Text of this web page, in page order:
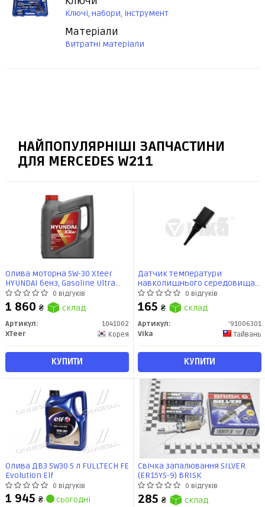
Ключі, набори, інструмент
Матеріали
Витратні матеріали
НАЙПОПУЛЯРНІШІ ЗАПЧАСТИНИ
ДЛЯ MERCEDES W211
Олива моторна 5W-30 Xteer
HYUNDAI бенз, Gasoline Ultra
Protection SP/GF-6, 4л, синт
0 відгуків
1 860 ₴ склад
Артикул:
1041002
XTeer
Корея
КУПИТИ
Датчик температури
навколишнього середовища
MB A, B, C, E, M, R, S Class, CLK,
CLS, GL, GLK, SL, SLK, SLR,
Sprinter, Vito (03-) (91006301)
VIKA
0 відгуків
165 ₴ склад
Артикул:
'91006301
Vika
Тайвань
КУПИТИ
Олива ДВЗ 5W30 5 л FULLTECH FE
Evolution Elf
0 відгуків
1 945 ₴ сьогодні
Свічка запалювання SILVER
(ER15YS-9) BRISK
0 відгуків
285 ₴ склад